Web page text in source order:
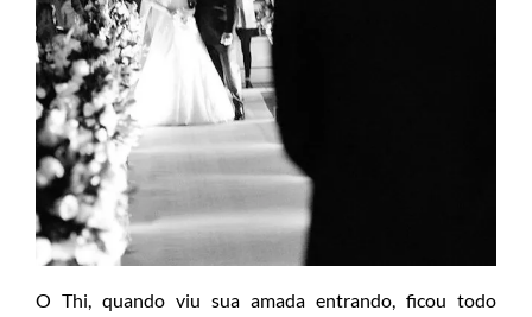
O Thi, quando viu sua amada entrando, ficou todo